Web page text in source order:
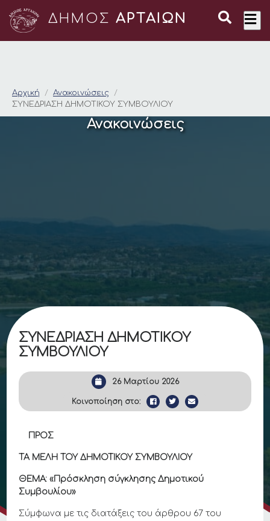
ΔΗΜΟΣ ΑΡΤΑΙΩΝ
ΣΥΝΕΔΡΙΑΣΗ
Αρχική
Ανακοινώσεις
ΣΥΝΕΔΡΙΑΣΗ ΔΗΜΟΤΙΚΟΥ ΣΥΜΒΟΥΛΙΟΥ
Ανακοινώσεις
ΣΥΝΕΔΡΙΑΣΗ ΔΗΜΟΤΙΚΟΥ
ΣΥΜΒΟΥΛΙΟΥ
26 Μαρτίου 2026
Κοινοποίηση στο:
ΠΡΟΣ
ΤΑ ΜΕΛΗ ΤΟΥ ΔΗΜΟΤΙΚΟΥ ΣΥΜΒΟΥΛΙΟΥ
ΘΕΜΑ: «Πρόσκληση σύγκλησης Δημοτικού
Συμβουλίου»
Σύμφωνα με τις διατάξεις του άρθρου 67 του